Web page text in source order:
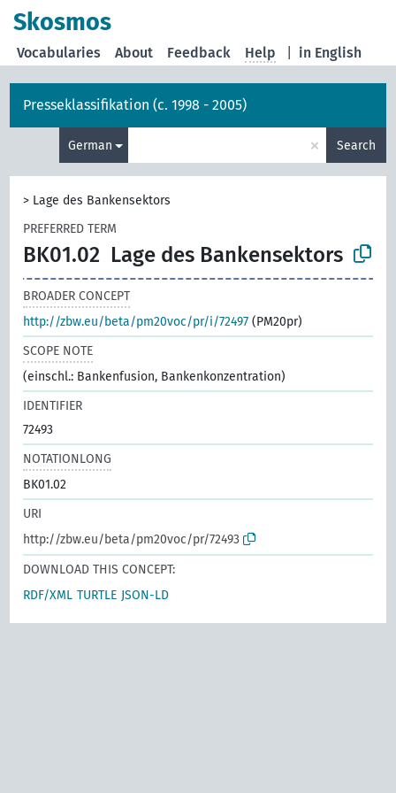
Skosmos
in English
Vocabularies About Feedback Help
Presseklassifikation (c. 1998 - 2005)
German × Search
> Lage des Bankensektors
PREFERRED TERM
BK01.02 Lage des Bankensektors
BROADER CONCEPT
http://zbw.eu/beta/pm20voc/pr/i/72497 (PM20pr)
SCOPE NOTE
(einschl.: Bankenfusion, Bankenkonzentration)
IDENTIFIER
72493
NOTATIONLONG
BK01.02
URI
http://zbw.eu/beta/pm20voc/pr/72493
DOWNLOAD THIS CONCEPT:
RDF/XML TURTLE JSON-LD